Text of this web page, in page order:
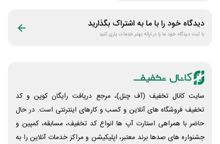
دیدگاه خود را با ما به اشتراک بگذارید
با ثبت دیدگاه خود ما را در ارائه بهتر خدمات یاری کنید
سایت کانال تخفیف (آف چنل)، مرجع دریافت رایگان کوپن و کد
تخفیف فروشگاه های آنلاین و کسب و‌ کارهای اینترنتی است. در حال
حاضر با همراهی استارت آپ ها انواع کد تخفیف، مسابقه، کمپین و
جشنواره های صدها برند معتبر، اپلیکیشن و مراکز خدمات آنلاین را به